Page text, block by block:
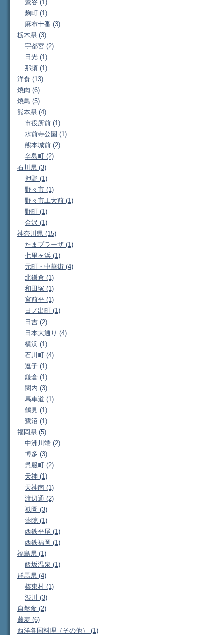
鶯谷 (1)
麹町 (1)
麻布十番 (3)
栃木県 (3)
宇都宮 (2)
日光 (1)
那須 (1)
洋食 (13)
焼肉 (6)
焼鳥 (5)
熊本県 (4)
市役所前 (1)
水前寺公園 (1)
熊本城前 (2)
辛島町 (2)
石川県 (3)
押野 (1)
野々市 (1)
野々市工大前 (1)
野町 (1)
金沢 (1)
神奈川県 (15)
たまプラーザ (1)
七里ヶ浜 (1)
元町・中華街 (4)
北鎌倉 (1)
和田塚 (1)
宮前平 (1)
日ノ出町 (1)
日吉 (2)
日本大通り (4)
横浜 (1)
石川町 (4)
逗子 (1)
鎌倉 (1)
関内 (3)
馬車道 (1)
鶴見 (1)
鷺沼 (1)
福岡県 (5)
中洲川端 (2)
博多 (3)
呉服町 (2)
天神 (1)
天神南 (1)
渡辺通 (2)
祇園 (3)
薬院 (1)
西鉄平尾 (1)
西鉄福岡 (1)
福島県 (1)
飯坂温泉 (1)
群馬県 (4)
榛東村 (1)
渋川 (3)
自然食 (2)
蕎麦 (6)
西洋各国料理（その他） (1)